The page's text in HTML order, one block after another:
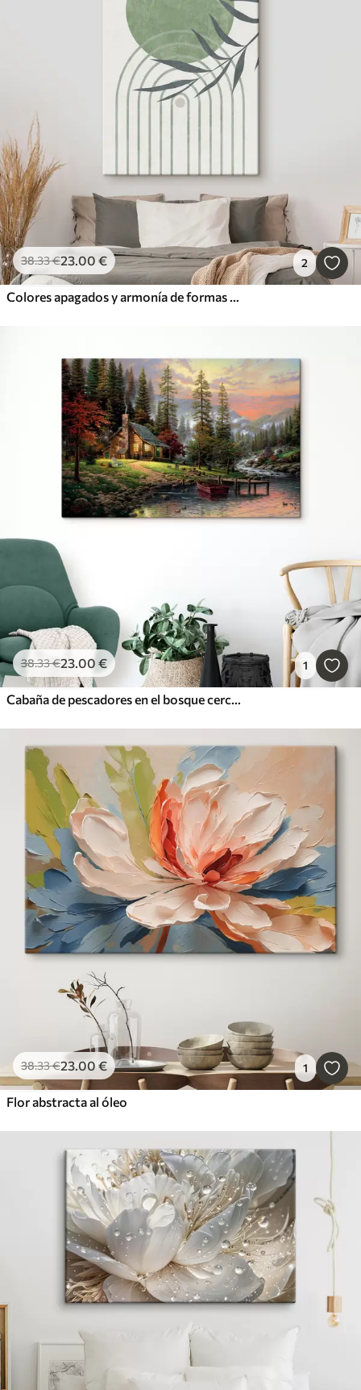
38.33€23.00 € 2
Colores apagados y armonía de formas orgánicas
38.33€23.00 € 1
Cabaña de pescadores en el bosque cerca del arroyo
38.33€23.00 € 1
Flor abstracta al óleo